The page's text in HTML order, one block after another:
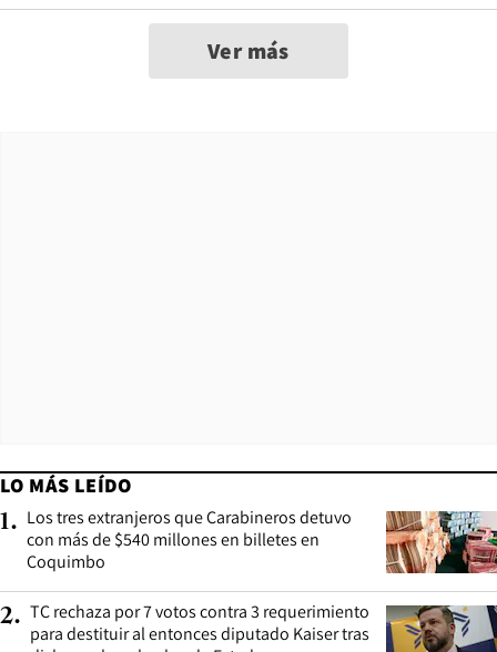
Ver más
LO MÁS LEÍDO
1. Los tres extranjeros que Carabineros detuvo
con más de $540 millones en billetes en
Coquimbo
2. TC rechaza por 7 votos contra 3 requerimiento
para destituir al entonces diputado Kaiser tras